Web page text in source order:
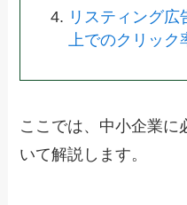
リスティング広
上でのクリック
ここでは、中小企業に
いて解説します。